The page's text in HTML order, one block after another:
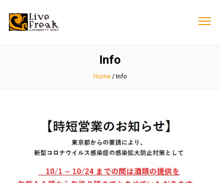
Info
Home/ Info